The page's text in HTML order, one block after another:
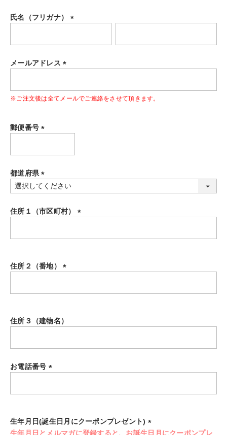
氏名（フリガナ）
メールアドレス
須
※ご注文後は全てメールでご連絡をさせて頂きます。
郵便番号
)
都道府県
(
須
住所１（市区町村）
住所２（番地）
住所３（建物名）
お電話番号
生年月日(誕生日月にクーポンプレゼント)